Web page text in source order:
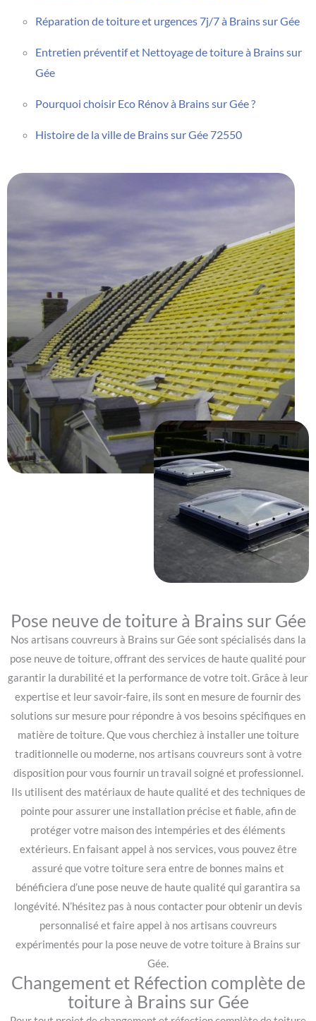
Réparation de toiture et urgences 7j/7 à Brains sur Gée
Entretien préventif et Nettoyage de toiture à Brains sur
Gée
Pourquoi choisir Eco Rénov à Brains sur Gée ?
Histoire de la ville de Brains sur Gée 72550
Pose neuve de toiture à Brains sur Gée
Nos artisans couvreurs à Brains sur Gée sont spécialisés dans la
pose neuve de toiture, offrant des services de haute qualité pour
garantir la durabilité et la performance de votre toit. Grâce à leur
expertise et leur savoir-faire, ils sont en mesure de fournir des
solutions sur mesure pour répondre à vos besoins spécifiques en
matière de toiture. Que vous cherchiez à installer une toiture
traditionnelle ou moderne, nos artisans couvreurs sont à votre
disposition pour vous fournir un travail soigné et professionnel.
Ils utilisent des matériaux de haute qualité et des techniques de
pointe pour assurer une installation précise et fiable, afin de
protéger votre maison des intempéries et des éléments
extérieurs. En faisant appel à nos services, vous pouvez être
assuré que votre toiture sera entre de bonnes mains et
bénéficiera d’une pose neuve de haute qualité qui garantira sa
longévité. N’hésitez pas à nous contacter pour obtenir un devis
personnalisé et faire appel à nos artisans couvreurs
expérimentés pour la pose neuve de votre toiture à Brains sur
Gée.
Changement et Réfection complète de
toiture à Brains sur Gée